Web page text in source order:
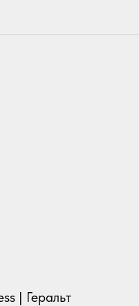
| Геральт